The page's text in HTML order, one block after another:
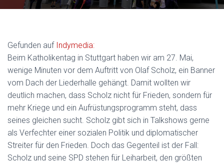
Gefunden aufIndymedia:
Beim Katholikentag in Stuttgart haben wir am 27. Mai,
wenige Minuten vor dem Auftritt von Olaf Scholz, ein Banner
vom Dach der Liederhalle gehängt. Damit wollten wir
deutlich machen, dass Scholz nicht für Frieden, sondern für
mehr Kriege und ein Aufrüstungsprogramm steht, dass
seines gleichen sucht. Scholz gibt sich in Talkshows gerne
als Verfechter einer sozialen Politik und diplomatischer
Streiter für den Frieden. Doch das Gegenteil ist der Fall:
Scholz und seine SPD stehen für Leiharbeit, den größten